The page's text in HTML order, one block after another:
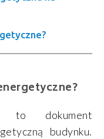
to dokument
budynku.